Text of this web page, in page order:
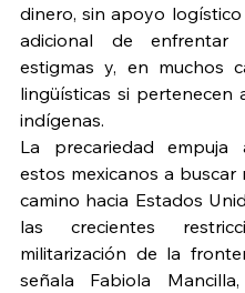
dinero, sin apoyo
adicional de enfrentar
estigmas y, en muchos
lingüísticas si pertenecen
indígenas.
La precariedad empuja
estos mexicanos a buscar
camino hacia Estados
las crecientes
militarización de la
señala Fabiola